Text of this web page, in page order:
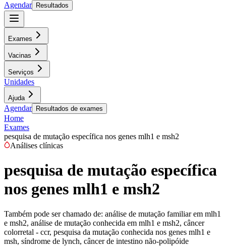
Agendar
Resultados
Exames
Vacinas
Serviços
Unidades
Ajuda
Agendar Resultados de exames
Home
Exames
pesquisa de mutação específica nos genes mlh1 e msh2
Análises clínicas
pesquisa de mutação específica
nos genes mlh1 e msh2
Também pode ser chamado de: análise de mutação familiar em mlh1
e msh2, análise de mutação conhecida em mlh1 e msh2, câncer
colorretal - ccr, pesquisa da mutação conhecida nos genes mlh1 e
msh, síndrome de lynch, câncer de intestino não-polipóide